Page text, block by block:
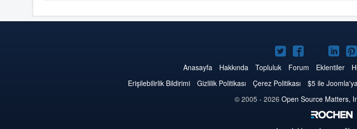
Twitter'da
Joomla
Facebook'da
Joomla
Joomla
Anasayfa Hakkında Topluluk Forum Eklentiler
Erişilebilirlik Bildirimi
Gizlilik Politikası Çerez Politikası $5 ile
© 2005 - 2026 Open Source Matters,